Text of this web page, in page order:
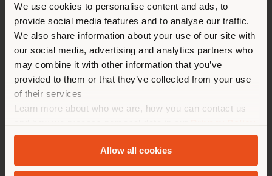
We use cookies to personalise content and ads, to
provide social media features and to analyse our traffic.
We also share information about your use of our site with
our social media, advertising and analytics partners who
may combine it with other information that you’ve
provided to them or that they’ve collected from your use
of their services
Learn more about who we are, how you can contact us
andCookie Policy.
Allow all cookies
EINEN TERMIN ANFRAGEN
Sie browsen in einem anderen
Land als Ihrem Standort. Wir
empfehlen Ihnen, sich richtig
zu orientieren, um Einkäufe
tätigen zu können. (us)
GEOLOKALISIERT
UNTERNEHMEN
PRODUKTLINIEN
INFO & DIENSTLEISTUNGEN